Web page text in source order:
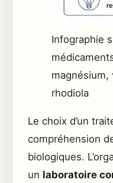
Infographie
rhodiola
Le choix d’un
compréhension
biologiques.
un laboratoire